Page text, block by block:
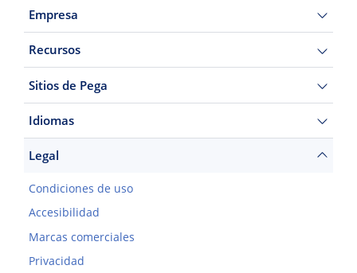
Empresa
Recursos
Sitios de Pega
Idiomas
Legal
Condiciones de uso
Accesibilidad
Marcas comerciales
Privacidad